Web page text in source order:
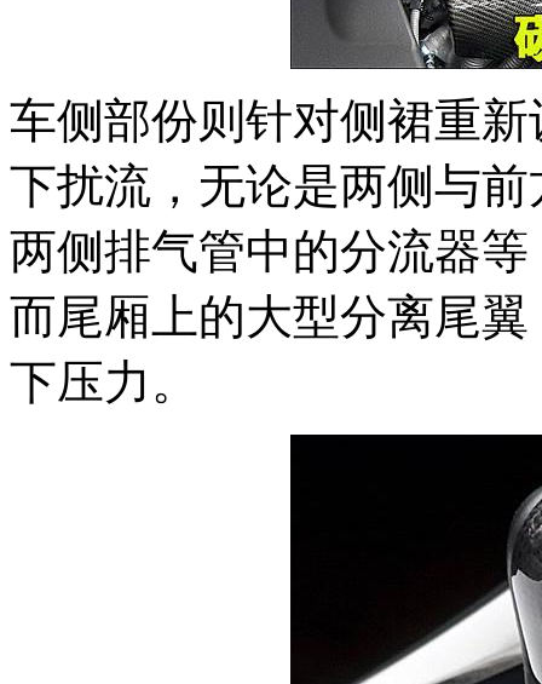
车侧部份则针对侧裙重
下扰流，无论是两侧与
两侧排气管中的分流器
而尾厢上的大型分离尾
下压力。